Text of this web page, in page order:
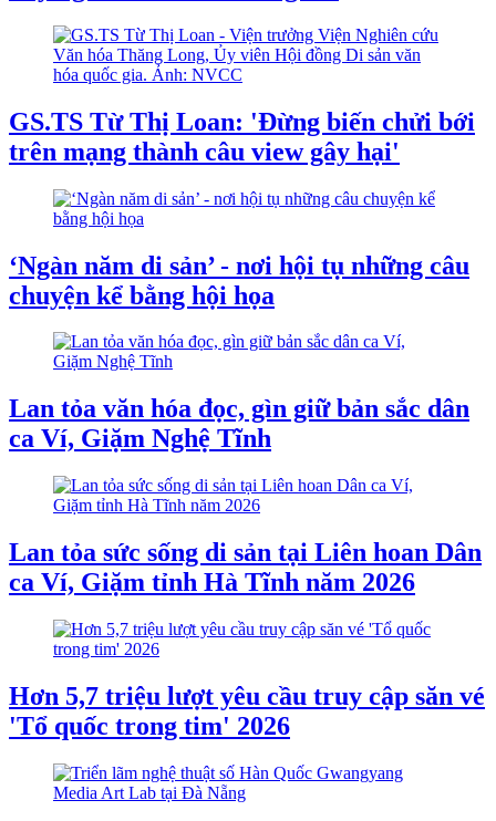
GS.TS Từ Thị Loan: 'Đừng biến chửi bới
trên mạng thành câu view gây hại'
‘Ngàn năm di sản’ - nơi hội tụ những câu
chuyện kể bằng hội họa
Lan tỏa văn hóa đọc, gìn giữ bản sắc dân
ca Ví, Giặm Nghệ Tĩnh
Lan tỏa sức sống di sản tại Liên hoan Dân
ca Ví, Giặm tỉnh Hà Tĩnh năm 2026
Hơn 5,7 triệu lượt yêu cầu truy cập săn vé
'Tổ quốc trong tim' 2026